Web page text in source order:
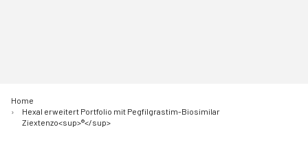
Home
Hexal erweitert Portfolio mit Pegfilgrastim-Biosimilar
Ziextenzo<sup>®</sup>